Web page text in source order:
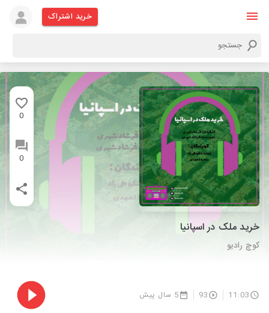
خرید اشتراک
0
0
خرید ملک در اسپانیا
کوچ رادیو
11:03
93 5 سال پیش